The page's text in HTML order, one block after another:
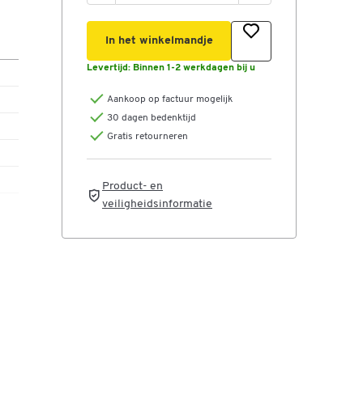
In het winkelmandje
Levertijd: Binnen 1-2 werkdagen bij u
Aankoop op factuur mogelijk
30 dagen bedenktijd
Gratis retourneren
Product- en
veiligheidsinformatie